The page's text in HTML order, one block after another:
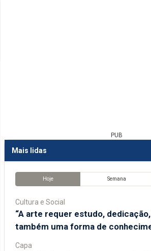
PUB
Mais lidas
Hoje Semana
Cultura e Social
“A arte requer estudo,
também uma forma de
Capa